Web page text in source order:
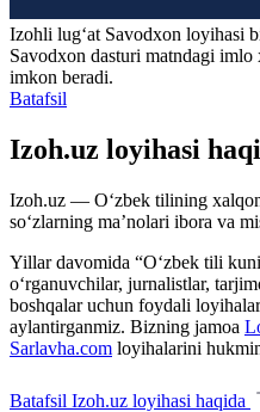
Izohli lugʻat Savodxon loyihasi
Savodxon dasturi matndagi
imkon beradi.
Batafsil
Izoh.uz loyihasi
Izoh.uz — O‘zbek tilining
so‘zlarning ma’nolari ibora va
Yillar davomida “O‘zbek tili
o‘rganuvchilar, jurnalistlar,
boshqalar uchun foydali
aylantirganmiz. Bizning jamoa
Sarlavha.com loyihalarini
Batafsil Izoh.uz loyihasi haqida